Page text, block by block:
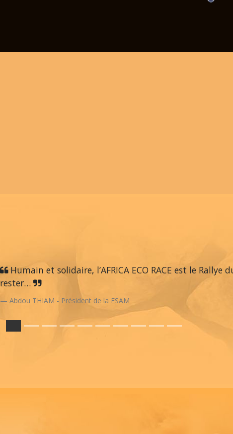
Humain et solidaire, l’AFRICA ECO RACE est le
rester…
Abdou THIAM - Président de la FSAM